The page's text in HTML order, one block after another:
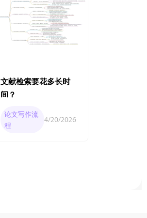
文献检索要花多长时
间？
论文写作流
程
4/20/2026